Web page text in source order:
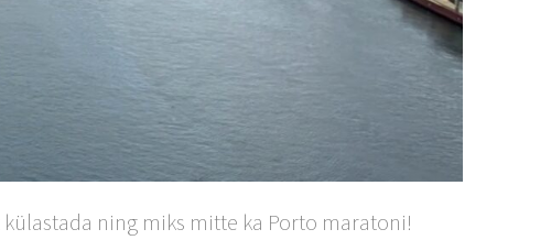
ning miks mitte ka Porto maratoni!